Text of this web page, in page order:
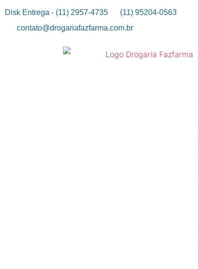
Disk Entrega - (11) 2957-4735
(11) 95204-0563
contato@drogariafazfarma.com.br